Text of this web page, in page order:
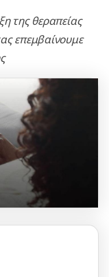
της θεραπείας
επεμβαίνουμε